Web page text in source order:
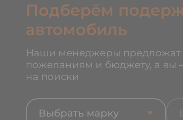
Подберём
автомобиль
Наши менеджеры предложат
пожеланиям и бюджету, а вы
на поиски
Выбрать марку